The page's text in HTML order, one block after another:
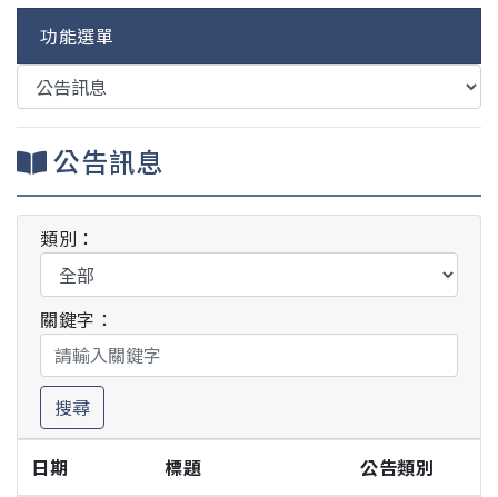
功能選單
公告訊息
類別：
關鍵字：
搜尋
日期 標題 公告類別